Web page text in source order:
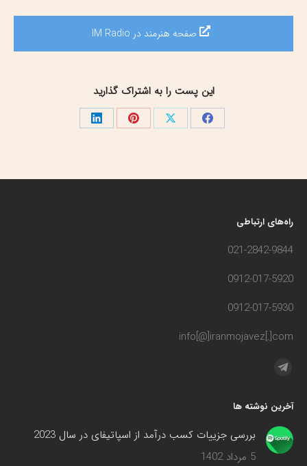
صفحه هنرمند در IM Radio
این پست را به اشتراک گذارید
اشتراک اشتراک اشتراک اشتراک
راه‌های ارتباطی
021-2842-9844
0912-017-5920
0912-017-5930
info[@]iranmojavez[.]com
مارا در اینجا پیدا کنید:
تلگرام
در
پنجره
جدید
آخرین نوشته ها
بررسی جزییات کسب درآمد از اسپاتیفای در سال 2023
5 مرداد 1402